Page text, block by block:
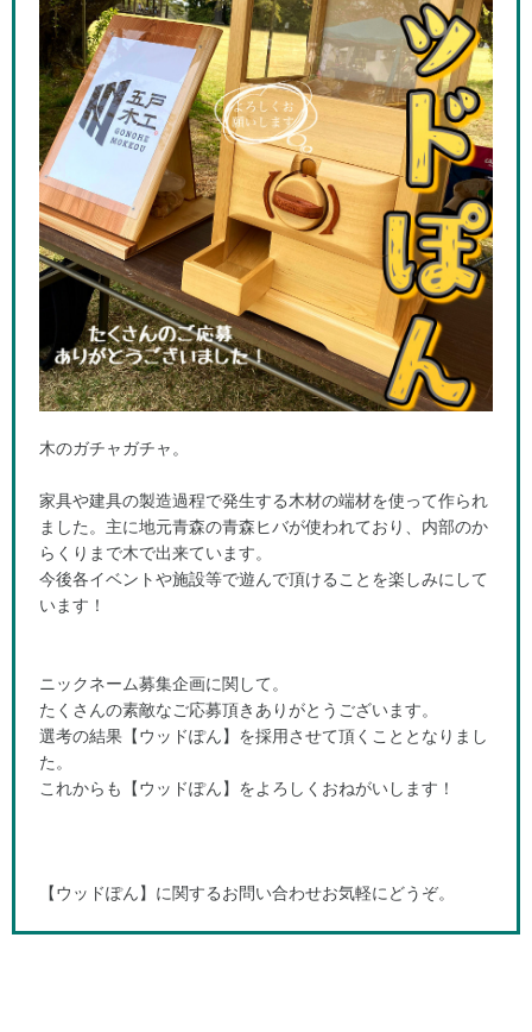
木のガチャガチャ。
家具や建具の製造過程で発生する木材の端材を使って作られ
ました。主に地元青森の青森ヒバが使われており、内部のか
らくりまで木で出来ています。
今後各イベントや施設等で遊んで頂けることを楽しみにして
います！
ニックネーム募集企画に関して。
たくさんの素敵なご応募頂きありがとうございます。
選考の結果【ウッドぽん】を採用させて頂くこととなりまし
た。
これからも【ウッドぽん】をよろしくおねがいします！
【ウッドぽん】に関するお問い合わせお気軽にどうぞ。